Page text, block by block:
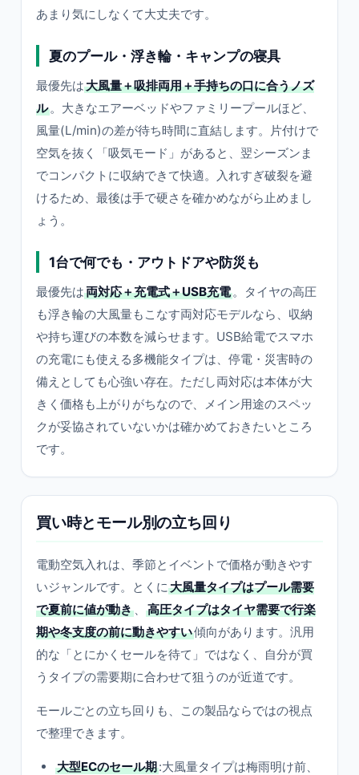
あまり気にしなくて大丈夫です。
夏のプール・浮き輪・キャンプの寝具
最優先は大風量＋吸排両用＋手持ちの口に合うノズ
ル。大きなエアーベッドやファミリープールほど、
風量(L/min)の差が待ち時間に直結します。片付けで
空気を抜く「吸気モード」があると、翌シーズンま
でコンパクトに収納できて快適。入れすぎ破裂を避
けるため、最後は手で硬さを確かめながら止めまし
ょう。
1台で何でも・アウトドアや防災も
最優先は両対応＋充電式＋USB充電。タイヤの高圧
も浮き輪の大風量もこなす両対応モデルなら、収納
や持ち運びの本数を減らせます。USB給電でスマホ
の充電にも使える多機能タイプは、停電・災害時の
備えとしても心強い存在。ただし両対応は本体が大
きく価格も上がりがちなので、メイン用途のスペッ
クが妥協されていないかは確かめておきたいところ
です。
買い時とモール別の立ち回り
電動空気入れは、季節とイベントで価格が動きやす
いジャンルです。とくに大風量タイプはプール需要
で夏前に値が動き 、
高圧タイプはタイヤ需要で行楽
期や冬支度の前に動きやすい傾向があります。汎用
的な「とにかくセールを待て」ではなく、自分が買
うタイプの需要期に合わせて狙うのが近道です。
モールごとの立ち回りも、この製品ならではの視点
で整理できます。
大型ECのセール期:大風量タイプは梅雨明け前、